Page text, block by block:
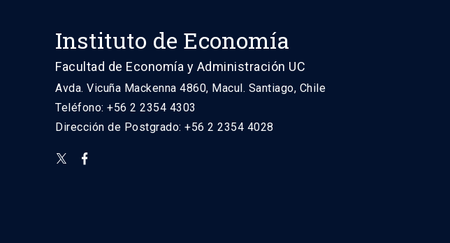
Instituto de Economía
Facultad de Economía y Administración UC
Avda. Vicuña Mackenna 4860, Macul. Santiago, Chile
Teléfono: +56 2 2354 4303
Dirección de Postgrado: +56 2 2354 4028